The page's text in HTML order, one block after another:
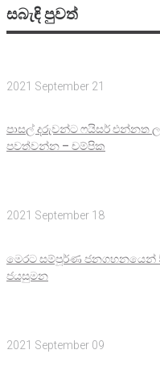
සබැඳි පුවත්
2021 September 21
පාසල් දරුවන්ට ෆයිසර් එන්නත
පවත්වන්න – චම්පික
2021 September 18
මෙරට සම්පූර්ණ ජනගහනයෙන්
ජයසුමන
2021 September 09